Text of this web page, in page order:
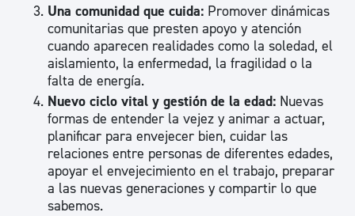
Una comunidad que cuida: Promover dinámicas
comunitarias que presten apoyo y atención
cuando aparecen realidades como la soledad, el
aislamiento, la enfermedad, la fragilidad o la
falta de energía.
Nuevo ciclo vital y gestión de la edad: Nuevas
formas de entender la vejez y animar a actuar,
planificar para envejecer bien, cuidar las
relaciones entre personas de diferentes edades,
apoyar el envejecimiento en el trabajo, preparar
a las nuevas generaciones y compartir lo que
sabemos.